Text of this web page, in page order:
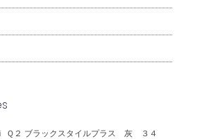
Ｑ２ ブラックスタイルプラス 灰 ３４